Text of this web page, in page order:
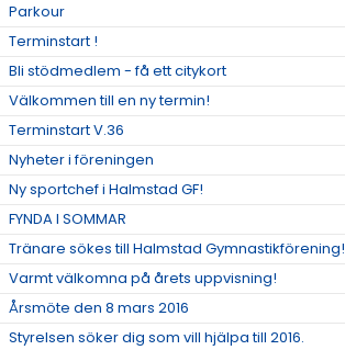
Parkour
Terminstart !
Bli stödmedlem - få ett citykort
Välkommen till en ny termin!
Terminstart V.36
Nyheter i föreningen
Ny sportchef i Halmstad GF!
FYNDA I SOMMAR
Tränare sökes till Halmstad Gymnastikförening!
Varmt välkomna på årets uppvisning!
Årsmöte den 8 mars 2016
Styrelsen söker dig som vill hjälpa till 2016.